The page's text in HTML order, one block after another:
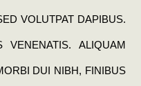
VOLUTPAT DAPIBUS.
VENENATIS. ALIQUAM
DUI NIBH, FINIBUS